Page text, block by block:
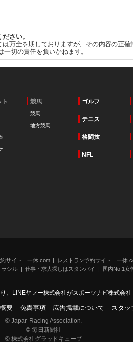
さい。
万全を期しておりますが、その内容の正
切の責任を負いかねます。
ト 競馬
競馬
地方競馬
ゴルフ
テニス
格闘技
NFL
約サイト 一休.com
レストラン予約サイト 一休
ラシル 仕事・求人探しはスタンバイ
国内No.1女
、LINEヤフー株式会社がスポーツナビ株式会社
要 - 免責事項 - 広告掲載について - スタッ
© Japan Racing Association.
© 毎日新聞社
© 株式会社グラッドキューブ